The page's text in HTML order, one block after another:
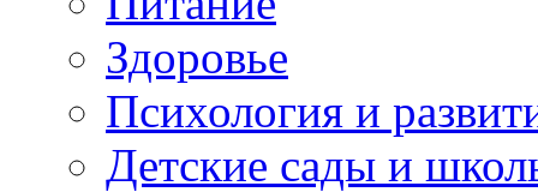
Здоровье
Психология и
Детские сады и